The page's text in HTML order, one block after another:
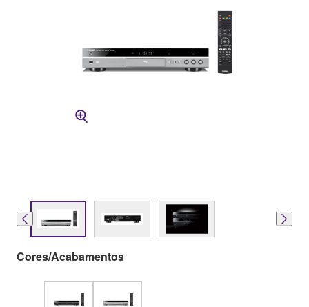
Cores/Acabamentos